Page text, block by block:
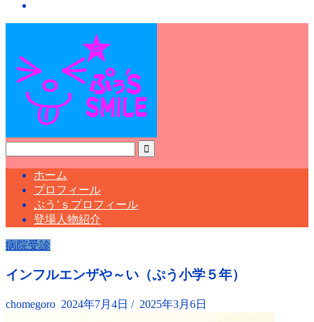
ホーム
プロフィール
ぷう’ｓプロフィール
登場人物紹介
病院受診
インフルエンザや～い（ぷう小学５年）
chomegoro 2024年7月4日 / 2025年3月6日